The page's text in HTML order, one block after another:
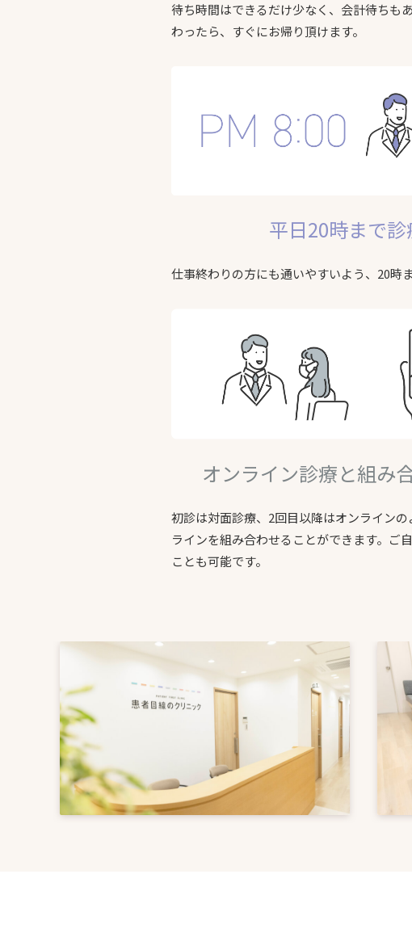
待ち時間はできるだけ少なく、会計待ちも
わったら、すぐにお帰り頂けます。
平日20時まで診
仕事終わりの方にも通いやすいよう、20時
オンライン診療と組み
初診は対面診療、2回目以降はオンライン
ラインを組み合わせることができます。ご
ことも可能です。